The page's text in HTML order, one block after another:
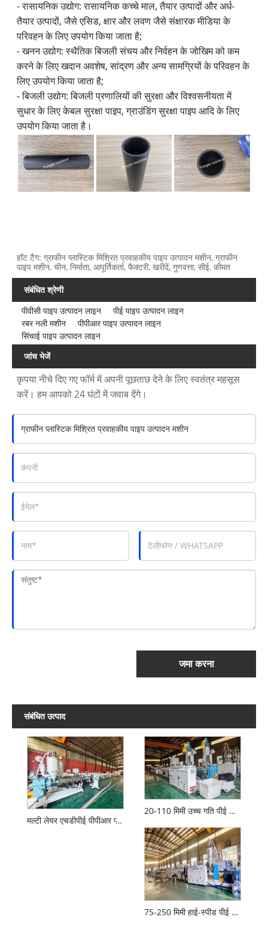
- रासायनिक उद्योग: रासायनिक कच्चे माल, तैयार उत्पादों और अर्ध-
तैयार उत्पादों, जैसे एसिड, क्षार और लवण जैसे संक्षारक मीडिया के
परिवहन के लिए उपयोग किया जाता है;
- खनन उद्योग: स्थैतिक बिजली संचय और निर्वहन के जोखिम को कम
करने के लिए खदान अवशेष, सांद्रण और अन्य सामग्रियों के परिवहन के
लिए उपयोग किया जाता है;
- बिजली उद्योग: बिजली प्रणालियों की सुरक्षा और विश्वसनीयता में
सुधार के लिए केबल सुरक्षा पाइप, ग्राउंडिंग सुरक्षा पाइप आदि के लिए
उपयोग किया जाता है।
हॉट टैग: ग्राफीन प्लास्टिक मिश्रित प्रवाहकीय पाइप उत्पादन मशीन, ग्राफीन
पाइप मशीन, चीन, निर्माता, आपूर्तिकर्ता, फैक्टरी, खरीदें, गुणवत्ता, सीई, कीमत
संबंधित श्रेणी
पीवीसी पाइप उत्पादन लाइन
पीई पाइप उत्पादन लाइन
रबर नली मशीन
पीपीआर पाइप उत्पादन लाइन
सिंचाई पाइप उत्पादन लाइन
जांच भेजें
कृपया नीचे दिए गए फॉर्म में अपनी पूछताछ देने के लिए स्वतंत्र महसूस
करें। हम आपको 24 घंटों में जवाब देंगे।
जमा करना
संबंधित उत्पाद
मल्टी लेयर एचडीपीई पीपीआर प्लास्टिक पाइप कोएक्सट्रूज़न मशीन
20-110 मिमी उच्च गति पीई पाइप उत्पादन लाइन
75-250 मिमी हाई-स्पीड पीई पाइप एक्सट्रूज़न उपकरण